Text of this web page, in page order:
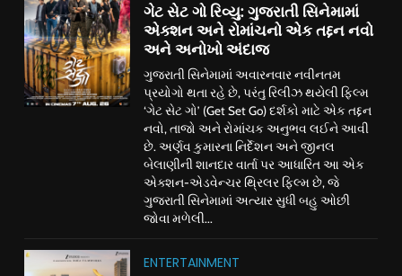
ગેટ સેટ ગો રિવ્યુ: ગુજરાતી સિનેમામાં
એક્શન અને રોમાંચનો એક તદ્દન નવો
અને અનોખો અંદાજ
ગુજરાતી સિનેમામાં અવારનવાર નવીનતમ
પ્રયોગો થતા રહે છે, પરંતુ રિલીઝ થયેલી ફિલ્મ
‘ગેટ સેટ ગો’ (Get Set Go) દર્શકો માટે એક તદ્દન
નવો, તાજો અને રોમાંચક અનુભવ લઈને આવી
છે. અર્ણવ કુમારના નિર્દેશન અને જીનલ
બેલાણીની શાનદાર વાર્તા પર આધારિત આ એક
એક્શન-એડવેન્ચર થ્રિલર ફિલ્મ છે, જે
ગુજરાતી સિનેમામાં અત્યાર સુધી બહુ ઓછી
જોવા મળેલી...
ENTERTAINMENT